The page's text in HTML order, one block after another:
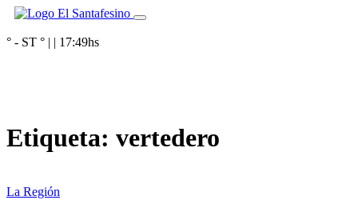
° - ST ° | | 17:49hs
Etiqueta: vertedero
La Región